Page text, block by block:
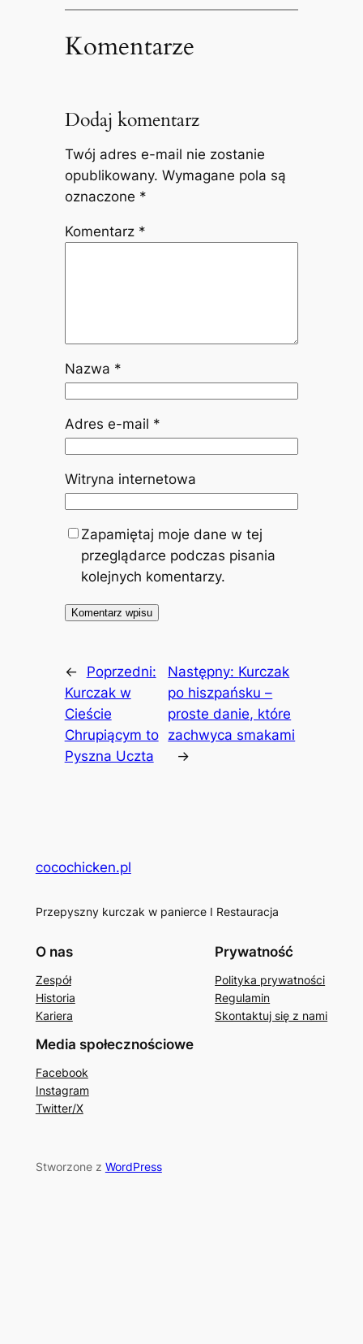
Komentarze
Dodaj komentarz
Twój adres e-mail nie zostanie
opublikowany. Wymagane pola są
oznaczone *
Komentarz *
Nazwa *
Adres e-mail *
Witryna internetowa
Zapamiętaj moje dane w tej
przeglądarce podczas pisania
kolejnych komentarzy.
←
Poprzedni:
Kurczak w
Cieście
Chrupiącym to
Pyszna Uczta
Następny: Kurczak
po hiszpańsku –
proste danie, które
zachwyca smakami
→
cocochicken.pl
Przepyszny kurczak w panierce I Restauracja
O nas
Zespół
Historia
Kariera
Prywatność
Polityka prywatności
Regulamin
Skontaktuj się z nami
Media społecznościowe
Facebook
Instagram
Twitter/X
Stworzone z WordPress